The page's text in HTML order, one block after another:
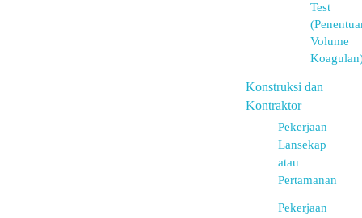
Test
Volume
Konstruksi dan
Kontraktor
Pekerjaan
Lansekap
atau
Pertamanan
Pekerjaan